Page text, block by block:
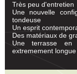
Très peu d'entretien
Une nouvelle
tondeuse
Un esprit
Des matériaux de
Une terrasse
extremement longue